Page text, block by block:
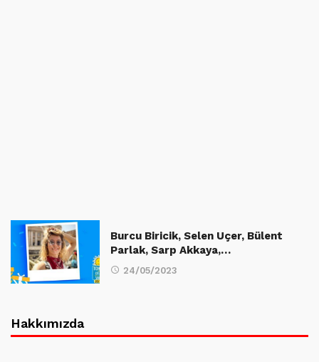
Burcu Biricik, Selen Uçer, Bülent
Parlak, Sarp Akkaya,…
24/05/2023
Hakkımızda